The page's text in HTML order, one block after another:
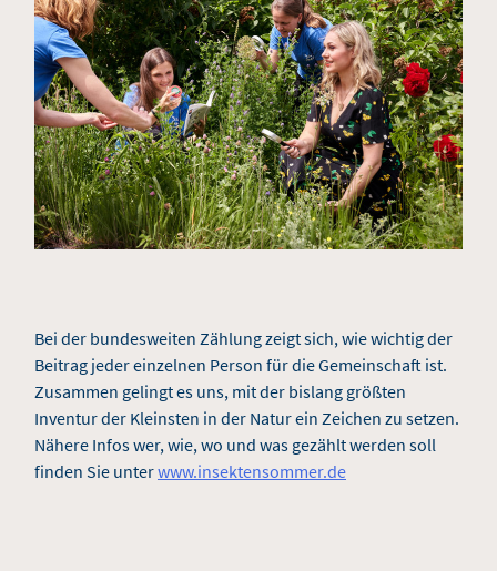
Bei der bundesweiten Zählung zeigt sich, wie wichtig der
Beitrag jeder einzelnen Person für die Gemeinschaft ist.
Zusammen gelingt es uns, mit der bislang größten
Inventur der Kleinsten in der Natur ein Zeichen zu setzen.
Nähere Infos wer, wie, wo und was gezählt werden soll
finden Sie unterwww.insektensommer.de